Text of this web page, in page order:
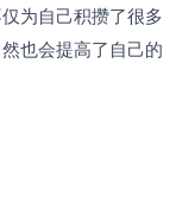
为自己积攒了很多
也会提高了自己的